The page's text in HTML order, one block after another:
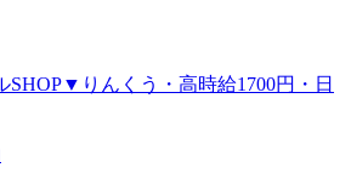
SHOP▼りんくう・高時給1700円・日